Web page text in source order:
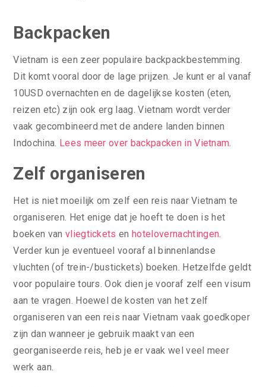
Backpacken
Vietnam is een zeer populaire backpackbestemming.
Dit komt vooral door de lage prijzen. Je kunt er al vanaf
10USD overnachten en de dagelijkse kosten (eten,
reizen etc) zijn ook erg laag. Vietnam wordt verder
vaak gecombineerd met de andere landen binnen
Indochina. Lees meer over backpacken in Vietnam.
Zelf organiseren
Het is niet moeilijk om zelf een reis naar Vietnam te
organiseren. Het enige dat je hoeft te doen is het
boeken van vliegtickets en hotelovernachtingen.
Verder kun je eventueel vooraf al binnenlandse
vluchten (of trein-/bustickets) boeken. Hetzelfde geldt
voor populaire tours. Ook dien je vooraf zelf een visum
aan te vragen. Hoewel de kosten van het zelf
organiseren van een reis naar Vietnam vaak goedkoper
zijn dan wanneer je gebruik maakt van een
georganiseerde reis, heb je er vaak wel veel meer
werk aan.